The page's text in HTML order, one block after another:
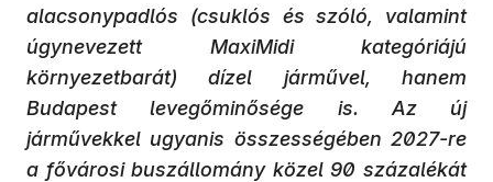
alacsonypadlós (csuklós és szóló, valamint
úgynevezett MaxiMidi kategóriájú
környezetbarát) dízel járművel, hanem
Budapest levegőminősége is. Az új
járművekkel ugyanis összességében 2027-re
a fővárosi buszállomány közel 90 százalékát